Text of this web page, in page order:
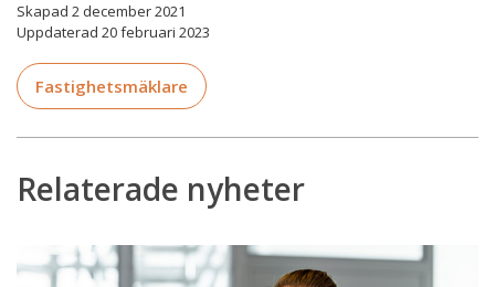
Skapad 2 december 2021
Uppdaterad 20 februari 2023
Fastighetsmäklare
Relaterade nyheter
Förändrad